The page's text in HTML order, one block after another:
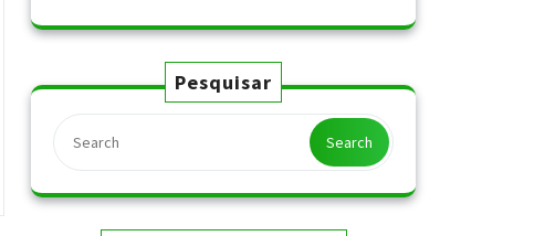
Pesquisar
Search